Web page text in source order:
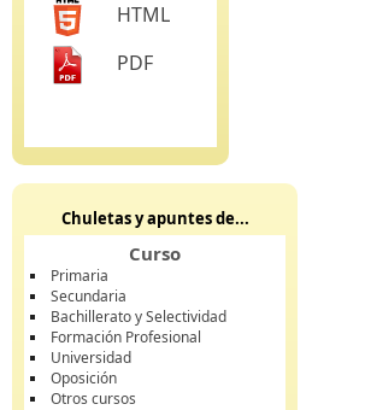
HTML
PDF
Chuletas y apuntes de...
Curso
Primaria
Secundaria
Bachillerato y Selectividad
Formación Profesional
Universidad
Oposición
Otros cursos